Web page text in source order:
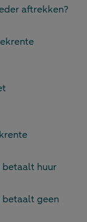
aftrekken?
betaalt huur
betaalt geen